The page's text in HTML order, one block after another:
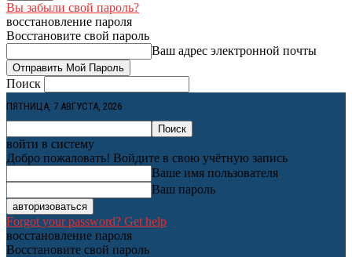
Вы забыли свой пароль?
восстановление пароля
Восстановите свой пароль
Ваш адрес электронной почты
Поиск
ПЯТНИЦА, 7 АВГУСТА, 2026
войти в систему
Добро пожаловать! Войдите в свою учётную запись
Ваше имя пользователя
Ваш пароль
Forgot your password? Get help
восстановление пароля
Восстановите свой пароль